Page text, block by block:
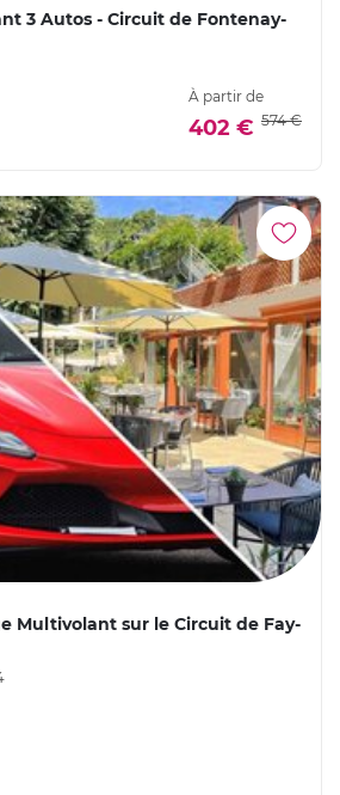
3 Autos - Circuit de Fontenay-
À partir de
402 € 574 €
Multivolant sur le Circuit de Fay-